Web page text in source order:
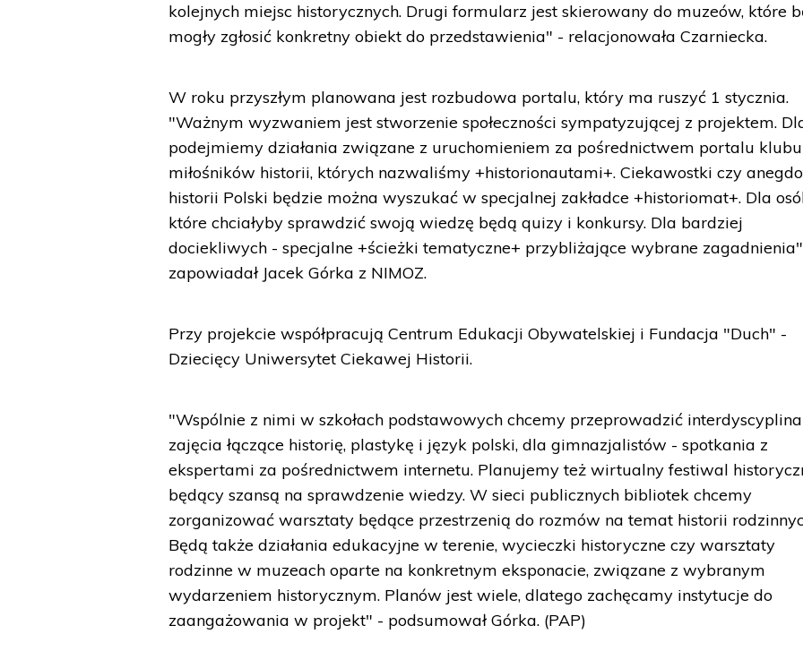
kolejnych miejsc historycznych. Drugi formularz jest skierowany do muzeów, które
mogły zgłosić konkretny obiekt do przedstawienia" - relacjonowała Czarniecka.
W roku przyszłym planowana jest rozbudowa portalu, który ma ruszyć 1 stycznia.
"Ważnym wyzwaniem jest stworzenie społeczności sympatyzującej z projektem.
podejmiemy działania związane z uruchomieniem za pośrednictwem portalu klubu
miłośników historii, których nazwaliśmy +historionautami+. Ciekawostki czy
historii Polski będzie można wyszukać w specjalnej zakładce +historiomat+. Dla
które chciałyby sprawdzić swoją wiedzę będą quizy i konkursy. Dla bardziej
dociekliwych - specjalne +ścieżki tematyczne+ przybliżające wybrane
zapowiadał Jacek Górka z NIMOZ.
Przy projekcie współpracują Centrum Edukacji Obywatelskiej i Fundacja "Duch" -
Dziecięcy Uniwersytet Ciekawej Historii.
"Wspólnie z nimi w szkołach podstawowych chcemy przeprowadzić
zajęcia łączące historię, plastykę i język polski, dla gimnazjalistów - spotkania z
ekspertami za pośrednictwem internetu. Planujemy też wirtualny festiwal
będący szansą na sprawdzenie wiedzy. W sieci publicznych bibliotek chcemy
zorganizować warsztaty będące przestrzenią do rozmów na temat historii
Będą także działania edukacyjne w terenie, wycieczki historyczne czy warsztaty
rodzinne w muzeach oparte na konkretnym eksponacie, związane z wybranym
wydarzeniem historycznym. Planów jest wiele, dlatego zachęcamy instytucje do
zaangażowania w projekt" - podsumował Górka. (PAP)